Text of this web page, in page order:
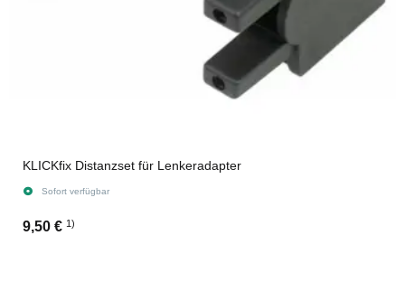
KLICKfix Distanzset für Lenkeradapter
Sofort verfügbar
9,50 € 1)